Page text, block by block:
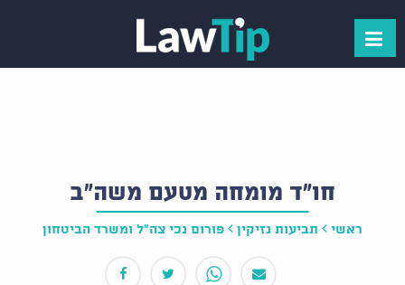
חו"ד מומחה מטעם משה"ב
ראשי תביעות נזיקין פורום נכי צה"ל ומשרד הביטחון